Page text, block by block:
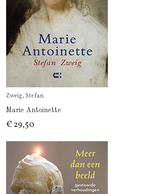
Zweig, Stefan
Marie Antoinette
€ 29,50